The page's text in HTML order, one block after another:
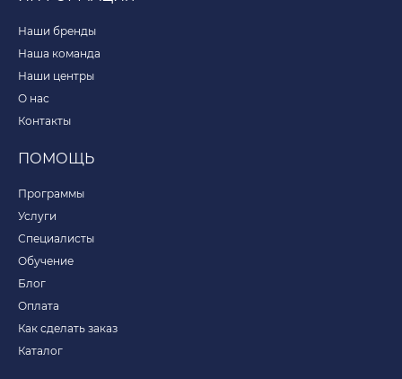
Наши бренды
Наша команда
Наши центры
О нас
Контакты
ПОМОЩЬ
Программы
Услуги
Специалисты
Обучение
Блог
Оплата
Как сделать заказ
Каталог